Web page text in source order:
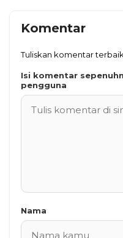
Komentar
Tuliskan komentar
Isi komentar
pengguna
Nama